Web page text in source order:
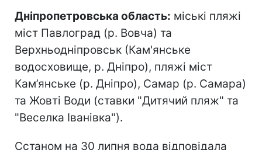
Дніпропетровська область: міські пляжі
міст Павлоград (р. Вовча) та
Верхньодніпровськ (Кам'янське
водосховище, р. Дніпро), пляжі міст
Кам’янське (р. Дніпро), Самар (р. Самара)
та Жовті Води (ставки "Дитячий пляж" та
"Веселка Іванівка").
Сстаном на 30 липня вода відповідала